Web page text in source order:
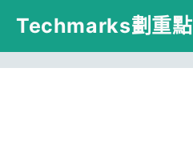
跳
主
Techmarks劃重點